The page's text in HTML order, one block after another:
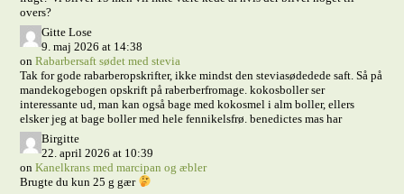
overs?
Gitte Lose
9. maj 2026 at 14:38
onRabarbersaft sødet med stevia
Tak for gode rabarberopskrifter, ikke mindst den steviasødedede saft. Så på
mandekogebogen opskrift på raberberfromage. kokosboller ser
interessante ud, man kan også bage med kokosmel i alm boller, ellers
elsker jeg at bage boller med hele fennikelsfrø. benedictes mas har
Birgitte
22. april 2026 at 10:39
onKanelkrans med marcipan og æbler
Brugte du kun 25 g gær